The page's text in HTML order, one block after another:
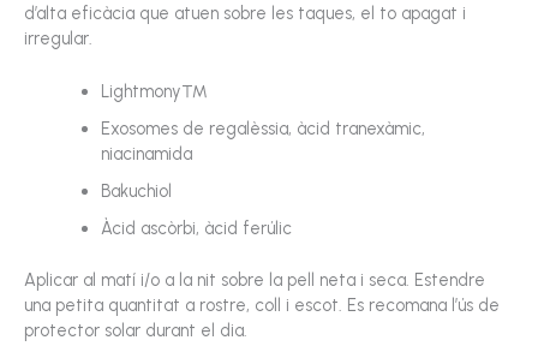
d’alta eficàcia que atuen sobre les taques, el to apagat i
irregular.
Lightmony™
Exosomes de regalèssia, àcid tranexàmic,
niacinamida
Bakuchiol
Àcid ascòrbi, àcid ferúlic
Aplicar al matí i/o a la nit sobre la pell neta i seca. Estendre
una petita quantitat a rostre, coll i escot. Es recomana l’ús de
protector solar durant el dia.